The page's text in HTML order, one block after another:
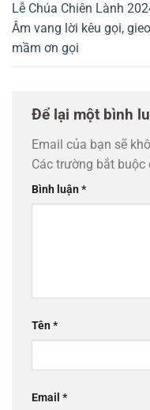
Lễ Chúa Chiên Lành
Âm vang lời kêu gọi, gieo
mầm ơn gọi
Để lại một bình
Email của bạn sẽ
Các trường bắt
Bình luận*
Tên*
Email *